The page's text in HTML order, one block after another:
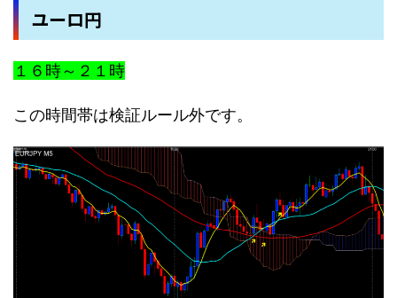
ユーロ円
１６時～２１時
この時間帯は検証ルール外です。